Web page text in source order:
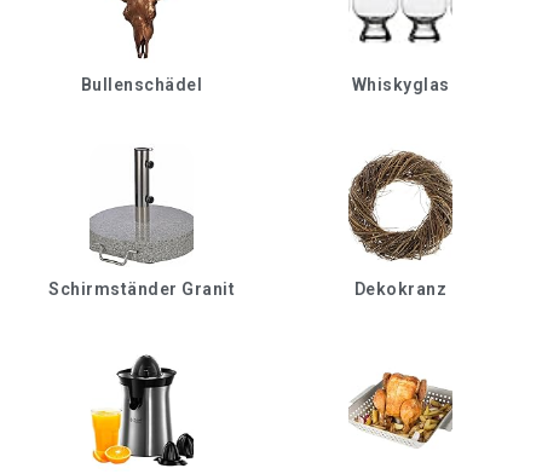
Bullenschädel Whiskyglas
Schirmständer Granit Dekokranz